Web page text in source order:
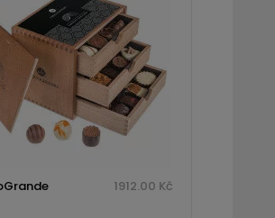
1912.00 Kč